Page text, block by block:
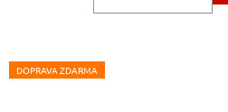
DOPRAVA ZDARMA